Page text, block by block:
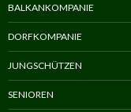
BALKANKOMPANIE
DORFKOMPANIE
JUNGSCHÜTZEN
SENIOREN